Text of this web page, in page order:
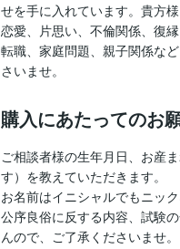
せを手に入れています。貴方
恋愛、片思い、不倫関係、復
転職、家庭問題、親子関係な
さいませ。
購入にあたってのお
ご相談者様の生年月日、お産
す）を教えていただきます。
お名前はイニシャルでもニッ
公序良俗に反する内容、試験
んので、ご了承くださいませ。